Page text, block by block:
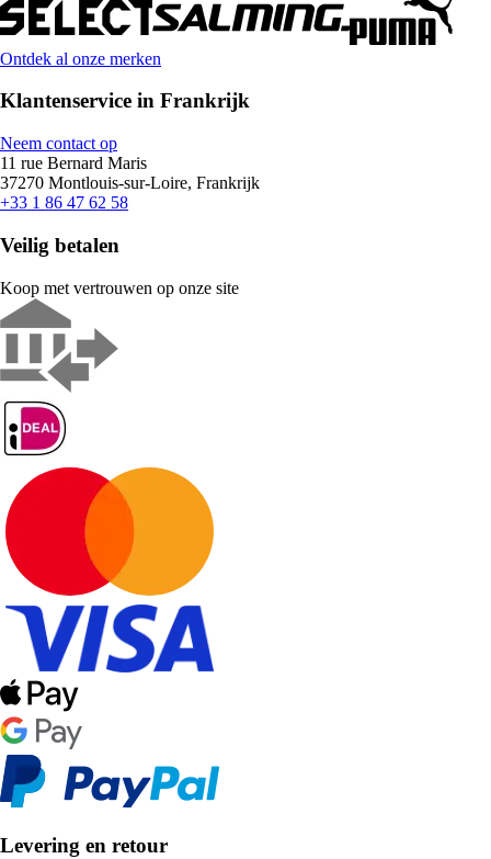
Ontdek al onze merken
Klantenservice in Frankrijk
Neem contact op
11 rue Bernard Maris
37270 Montlouis-sur-Loire, Frankrijk
+33 1 86 47 62 58
Veilig betalen
Koop met vertrouwen op onze site
Levering en retour